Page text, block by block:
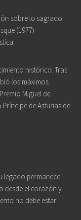
sobre lo sagrado.
(1977):
histórico. Tras
los máximos
Premio Miguel de
Príncipe de Asturias de
legado permanece
desde el corazón y
no debe estar